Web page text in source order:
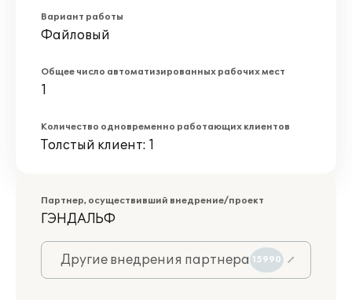
Вариант работы
Файловый
Общее число автоматизированных рабочих мест
1
Количество одновременно работающих клиентов
Толстый клиент: 1
Партнер, осуществивший внедрение/проект
ГЭНДАЛЬФ
Другие внедрения партнера 15990